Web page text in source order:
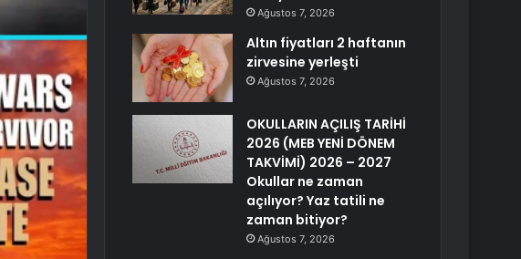
Ağustos 7, 2026
Altın fiyatları 2 haftanın
zirvesine yerleşti
Ağustos 7, 2026
OKULLARIN AÇILIŞ TARİHİ
2026 (MEB YENİ DÖNEM
TAKVİMİ) 2026 – 2027
Okullar ne zaman
açılıyor? Yaz tatili ne
zaman bitiyor?
Ağustos 7, 2026